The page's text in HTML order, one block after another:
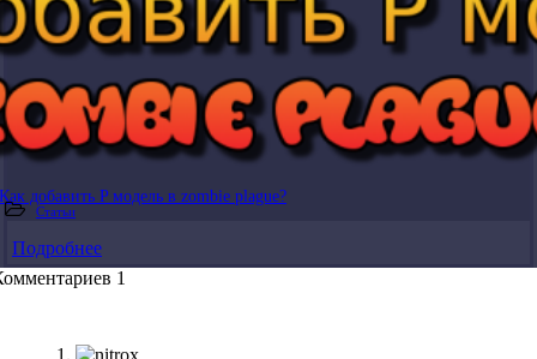
Как добавить P модель в zombie plague?
Статьи
Подробнее
1